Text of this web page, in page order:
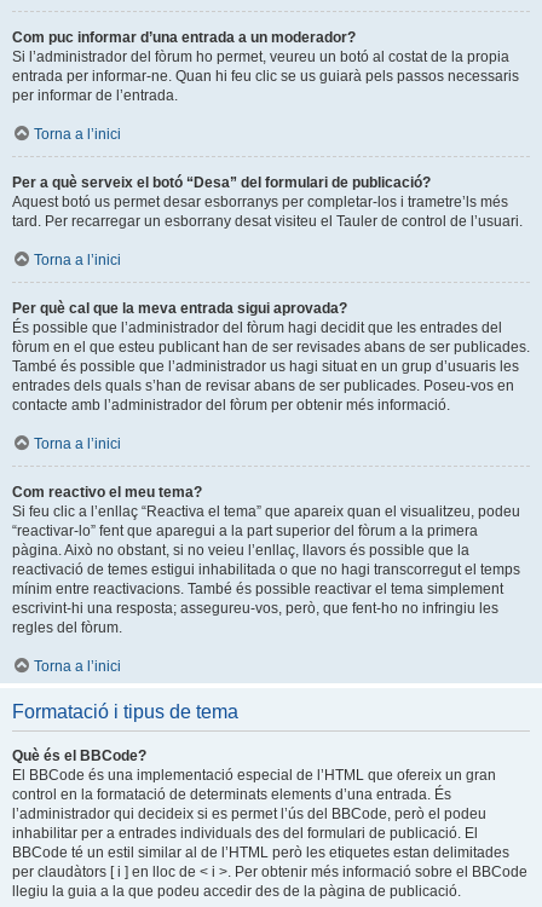
Com puc informar d’una entrada a un moderador?
Si l’administrador del fòrum ho permet, veureu un botó al costat de la propia
entrada per informar-ne. Quan hi feu clic se us guiarà pels passos necessaris
per informar de l’entrada.
Torna a l’inici
Per a què serveix el botó “Desa” del formulari de publicació?
Aquest botó us permet desar esborranys per completar-los i trametre’ls més
tard. Per recarregar un esborrany desat visiteu el Tauler de control de l’usuari.
Torna a l’inici
Per què cal que la meva entrada sigui aprovada?
És possible que l’administrador del fòrum hagi decidit que les entrades del
fòrum en el que esteu publicant han de ser revisades abans de ser publicades.
També és possible que l’administrador us hagi situat en un grup d’usuaris les
entrades dels quals s’han de revisar abans de ser publicades. Poseu-vos en
contacte amb l’administrador del fòrum per obtenir més informació.
Torna a l’inici
Com reactivo el meu tema?
Si feu clic a l’enllaç “Reactiva el tema” que apareix quan el visualitzeu, podeu
“reactivar-lo” fent que aparegui a la part superior del fòrum a la primera
pàgina. Això no obstant, si no veieu l’enllaç, llavors és possible que la
reactivació de temes estigui inhabilitada o que no hagi transcorregut el temps
mínim entre reactivacions. També és possible reactivar el tema simplement
escrivint-hi una resposta; assegureu-vos, però, que fent-ho no infringiu les
regles del fòrum.
Torna a l’inici
Formatació i tipus de tema
Què és el BBCode?
El BBCode és una implementació especial de l’HTML que ofereix un gran
control en la formatació de determinats elements d’una entrada. És
l’administrador qui decideix si es permet l’ús del BBCode, però el podeu
inhabilitar per a entrades individuals des del formulari de publicació. El
BBCode té un estil similar al de l’HTML però les etiquetes estan delimitades
per claudàtors [ i ] en lloc de < i >. Per obtenir més informació sobre el BBCode
llegiu la guia a la que podeu accedir des de la pàgina de publicació.